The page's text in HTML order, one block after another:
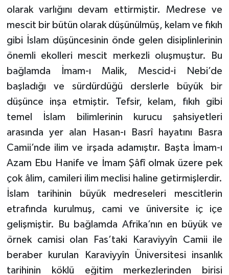
olarak varlığını devam ettirmiştir. Medrese ve
mescit bir bütün olarak düşünülmüş, kelam ve fıkıh
gibi İslam düşüncesinin önde gelen disiplinlerinin
önemli ekolleri mescit merkezli oluşmuştur. Bu
bağlamda İmam-ı Malik, Mescid-i Nebi’de
başladığı ve sürdürdüğü derslerle büyük bir
düşünce inşa etmiştir. Tefsir, kelam, fıkıh gibi
temel İslam bilimlerinin kurucu şahsiyetleri
arasında yer alan Hasan-ı Basrî hayatını Basra
Camii’nde ilim ve irşada adamıştır. Başta İmam-ı
Azam Ebu Hanife ve İmam Şâfî olmak üzere pek
çok âlim, camileri ilim meclisi haline getirmişlerdir.
İslam tarihinin büyük medreseleri mescitlerin
etrafında kurulmuş, cami ve üniversite iç içe
gelişmiştir. Bu bağlamda Afrika’nın en büyük ve
örnek camisi olan Fas’taki Karaviyyîn Camii ile
beraber kurulan Karaviyyîn Üniversitesi insanlık
tarihinin köklü eğitim merkezlerinden birisi
Kırşehir Müftülüğü
Kocaeli Müftülüğü
Konya Müftülüğü
Kütahya Müftülüğü
Malatya Müftülüğü
Manisa Müftülüğü
Mersin Müftülüğü
Muğla Müftülüğü